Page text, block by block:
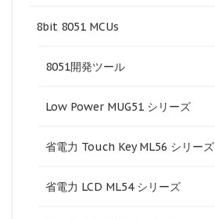
8bit 8051 MCUs
8051開発ツール
Low Power MUG51 シリーズ
省電力 Touch Key ML56 シリーズ
省電力 LCD ML54 シリーズ